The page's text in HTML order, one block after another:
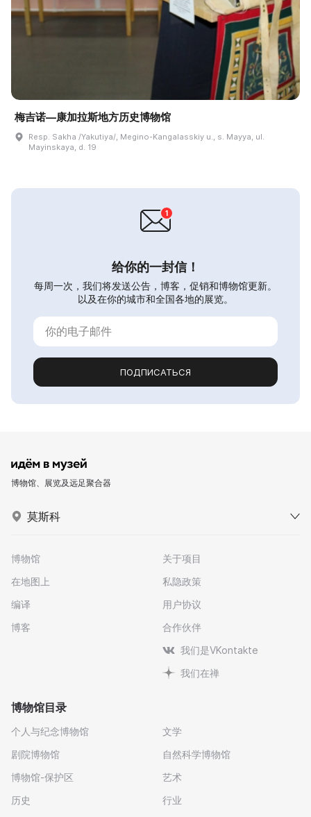
梅吉诺—康加拉斯地方历史博物馆
Resp. Sakha /Yakutiya/, Megino-Kangalasskiy u., s. Mayya, ul.
Mayinskaya, d. 19
给你的一封信！
每周一次，我们将发送公告，博客，促销和博物馆更新。
以及在你的城市和全国各地的展览。
ПОДПИСАТЬСЯ
博物馆、展览及远足聚合器
莫斯科
博物馆
在地图上
编译
博客
关于项目
私隐政策
用户协议
合作伙伴
我们是VKontakte
我们在禅
博物馆目录
个人与纪念博物馆
剧院博物馆
博物馆-保护区
历史
文学
自然科学博物馆
艺术
行业